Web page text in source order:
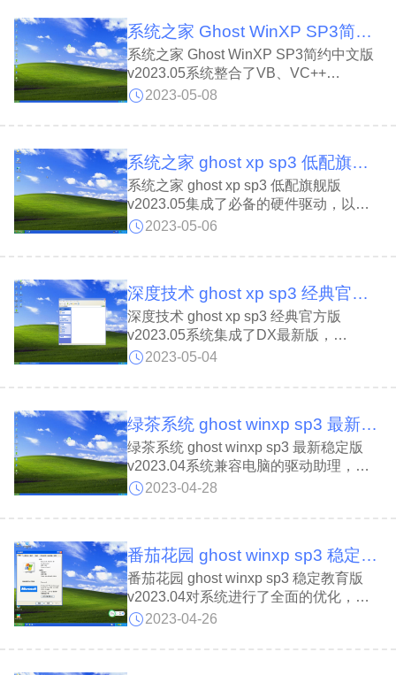
系统之家 Ghost WinXP SP3简约中文版 v2023.05
系统之家 Ghost WinXP SP3简约中文版
v2023.05系统整合了VB、VC++
2005/2008/2010/2012/2013/2015运行库
行。同时系统经过全面优化，启动服务经
证系统的稳定。
2023-05-08
系统之家 ghost xp sp3 低配旗舰版 v2023.05
系统之家 ghost xp sp3 低配旗舰版
v2023.05集成了必备的硬件驱动，以保
证都能的稳定运行，并且对电脑配置的要
了计算机的启动项目，删除系统库中不必
2023-05-06
深度技术 ghost xp sp3 经典官方版 v2023.05
深度技术 ghost xp sp3 经典官方版
v2023.05系统集成了DX最新版，
MSJAVA虚拟机，VB/VC常用运行库和
统还预置多种精美主题、壁纸、屏保等
同用户的需求。
2023-05-04
绿茶系统 ghost winxp sp3 最新稳定版 v2023.04
绿茶系统 ghost winxp sp3 最新稳定版
v2023.04系统兼容电脑的驱动助理，可
以智能判断硬件配置类型并安装最兼容的
大的防火墙功能，可以有效阻止病毒和恶
交互模式。
2023-04-28
番茄花园 ghost winxp sp3 稳定教育版 v2023.04
番茄花园 ghost winxp sp3 稳定教育版
v2023.04对系统进行了全面的优化，完
美地集成了各项功能到这个质量优良的镜
2005/2008/2010/2012/2013/2015运行库
2023-04-26